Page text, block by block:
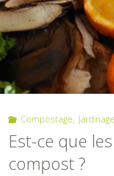
agricoles"
Compostage,
Est-ce que
compost ?